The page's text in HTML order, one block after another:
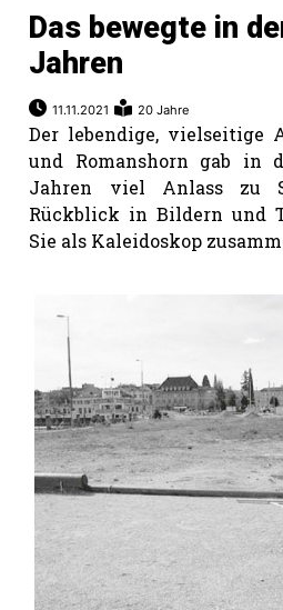
Das bewegte in
Jahren
11.11.2021 20 Jahre
Der lebendige, vielseitige
und Romanshorn gab in
Jahren viel Anlass zu
Rückblick in Bildern und
Sie als Kaleido­skop